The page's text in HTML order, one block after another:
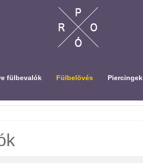
fülbevalók Fülbelövés Piercingek